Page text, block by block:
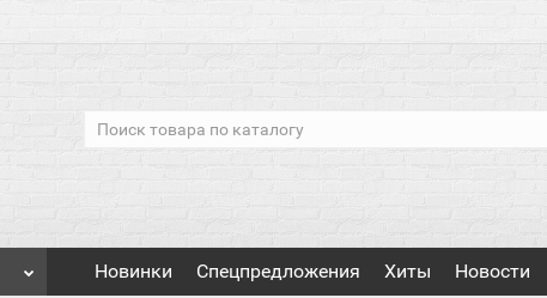
Новинки Спецпредложения Хиты Новости